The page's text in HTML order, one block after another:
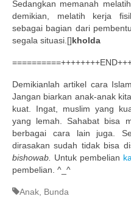
Sedangkan memanah
demikian, melatih kerja
sebagai bagian dari
segala situasi.[]kholda
Demikianlah artikel cara
Jangan biarkan anak-anak
kuat. Ingat, muslim yang
yang lemah. Sahabat bisa
berbagai cara lain juga.
dirasakan sudah tidak bisa
bishowab. Untuk pembelian
pembelian. ^_^
Anak, Bunda